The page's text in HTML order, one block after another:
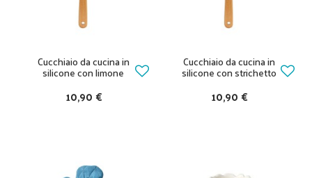
Cucchiaio da cucina in
silicone con limone
10,90 €
Cucchiaio da cucina in
silicone con strichetto
10,90 €